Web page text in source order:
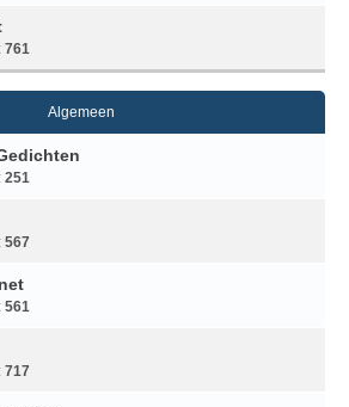
761
Algemeen
251
567
561
717